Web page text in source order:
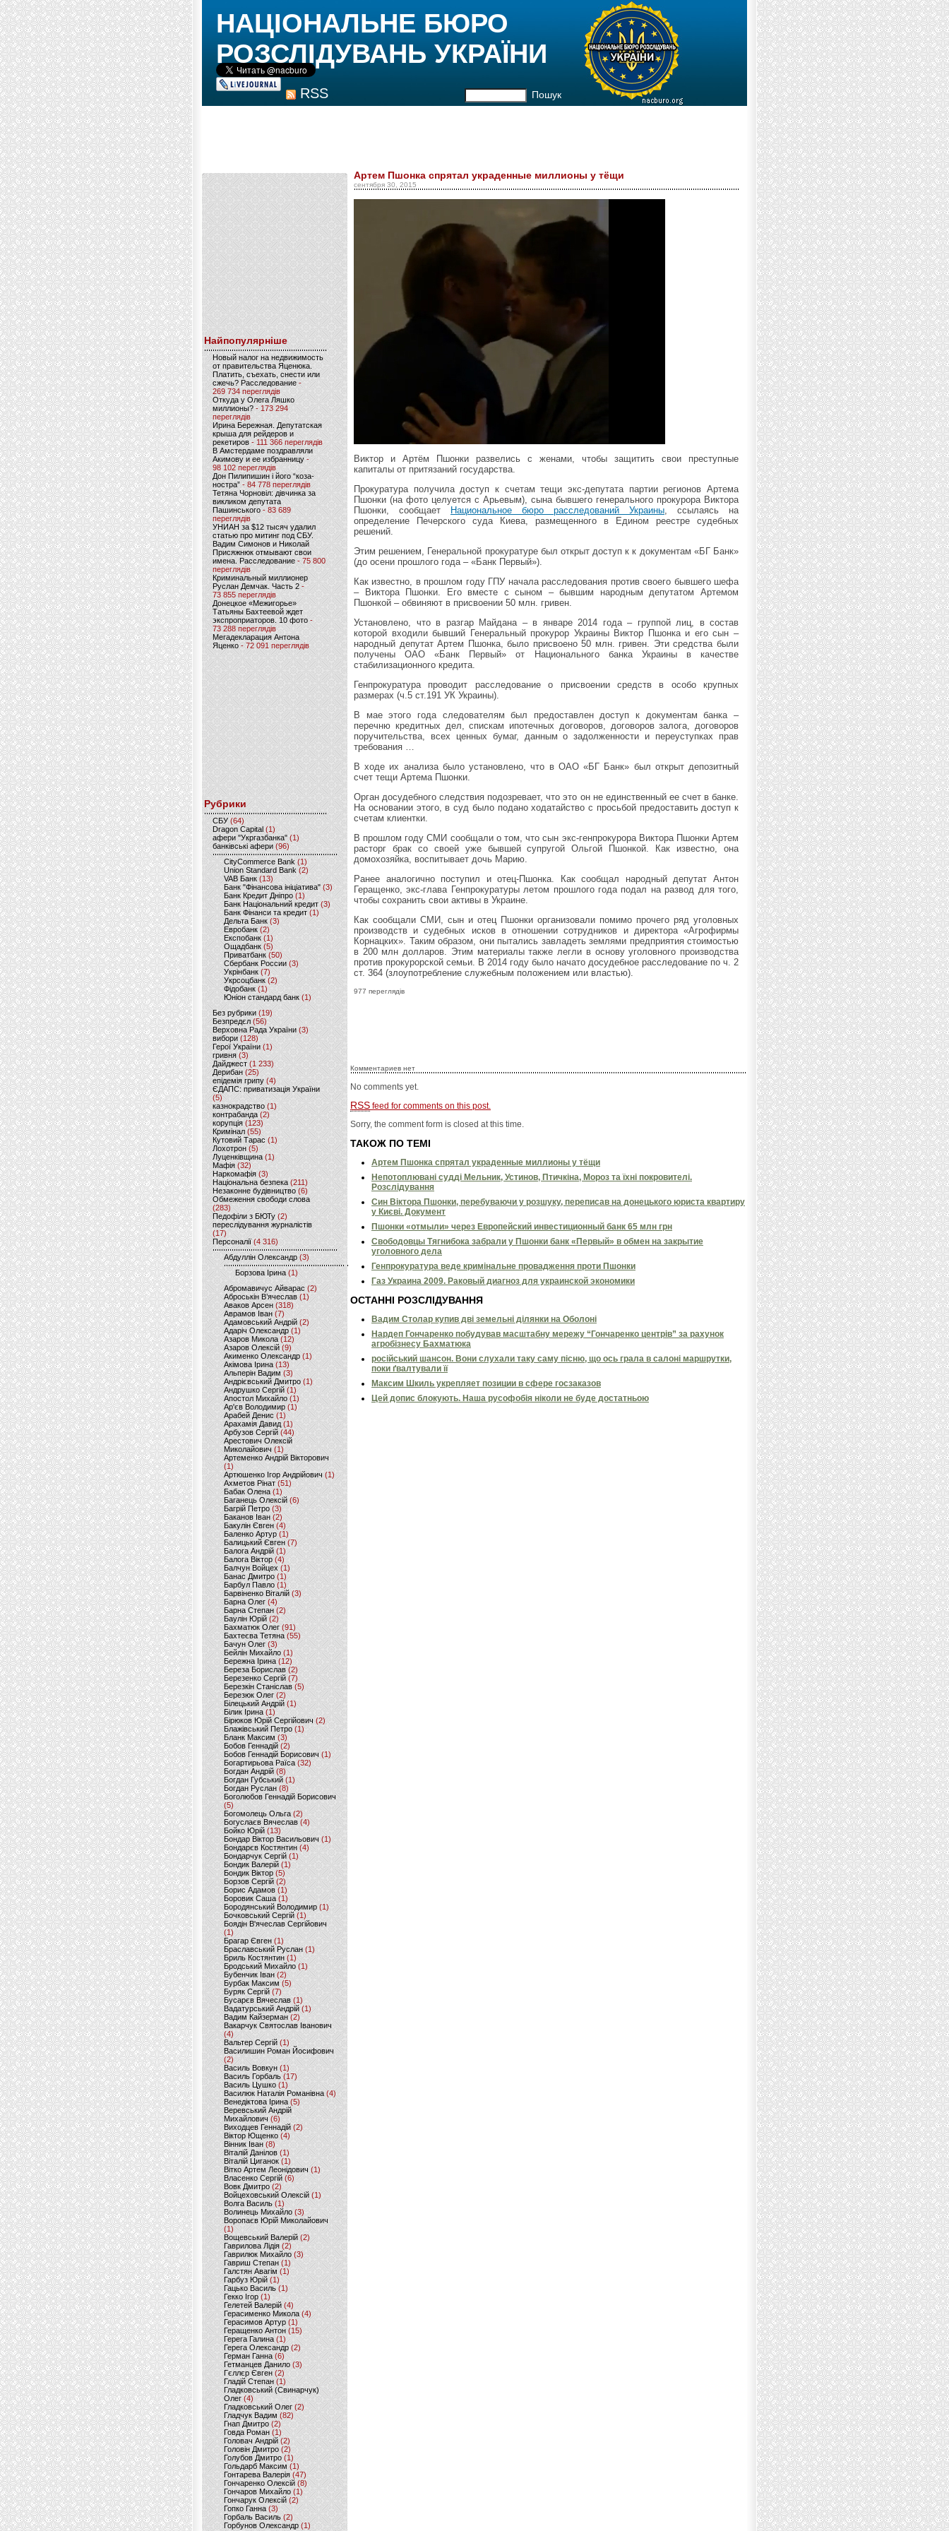
RSS Пошук
НАЦІОНАЛЬНЕ БЮРО
РОЗСЛІДУВАНЬ УКРАЇНИ
Найпопулярніше
Новый налог на недвижимость
от правительства Яценюка.
Платить, съехать, снести или
сжечь? Расследование-
269 734 переглядів
Откуда у Олега Ляшко
миллионы? - 173 294
переглядів
Ирина Бережная. Депутатская
крыша для рейдеров и
рекетиров - 111 366 переглядів
В Амстердаме поздравляли
Акимову и ее избранницу -
98 102 переглядів
Дон Пилипишин і його “коза-
ностра” - 84 778 переглядів
Тетяна Чорновіл: дівчинка за
викликом депутата
Пашинського- 83 689
переглядів
УНИАН за $12 тысяч удалил
статью про митинг под СБУ.
Вадим Симонов и Николай
Присяжнюк отмывают свои
имена. Расследование - 75 800
переглядів
Криминальный миллионер
Руслан Демчак. Часть 2-
73 855 переглядів
Донецкое «Межигорье»
Татьяны Бахтеевой ждет
экспроприаторов. 10 фото -
73 288 переглядів
Мегадекларация Антона
Яценко - 72 091 переглядів
Рубрики
CБУ (64)
Dragon Capital (1)
афери "Укргазбанка" (1)
банківські афери (96)
CityCommerce Bank (1)
Union Standard Bank (2)
VAB Банк (13)
Банк "Фінансова ініціатива" (3)
Банк Кредит Дніпро (1)
Банк Національний кредит (3)
Банк Фінанси та кредит (1)
Дельта Банк (3)
Евробанк(2)
Експобанк (1)
Ощадбанк(5)
Приватбанк (50)
Сбербанк России (3)
Укрінбанк(7)
Укрсоцбанк (2)
Фідобанк (1)
Юніон стандард банк(1)
Без рубрики (19)
Безпредєл(56)
Верховна Рада України (3)
вибори(128)
Герої України(1)
гривня (3)
Дайджест (1 233)
Дерибан (25)
епідемія грипу (4)
ЄДАПС: приватизація України
(5)
казнокрадство (1)
контрабанда (2)
корупція (123)
Кримінал (55)
Кутовий Тарас (1)
Лохотрон(5)
Луценківщина (1)
Мафія (32)
Наркомафія (3)
Національна безпека (211)
Незаконне будівництво(6)
Обмеження свободи слова
(283)
Педофіли з БЮТу (2)
переслідування журналістів
(17)
Персоналії (4 316)
Абдуллін Олександр (3)
Борзова Ірина(1)
Абромавичус Айварас (2)
Аброськін В’ячеслав(1)
Аваков Арсен (318)
Аврамов Іван (7)
Адамовський Андрій(2)
Адаріч Олександр (1)
Азаров Микола (12)
Азаров Олексій (9)
Акименко Олександр(1)
Акімова Ірина(13)
Альперін Вадим (3)
Андрієвський Дмитро(1)
Андрушко Сергій(1)
Апостол Михайло(1)
Ар'єв Володимир (1)
Арабей Денис(1)
Арахамія Давид (1)
Арбузов Сергій (44)
Арестович Олексій
Миколайович(1)
Артеменко Андрій Вікторович
(1)
Артюшенко Ігор Андрійович(1)
Ахметов Рінат(51)
Бабак Олена(1)
Баганець Олексій(6)
Багрій Петро (3)
Баканов Іван(2)
Бакулін Євген (4)
Баленко Артур(1)
Балицький Євген(7)
Балога Андрій (1)
Балога Віктор (4)
Балчун Войцех (1)
Банас Дмитро (1)
Барбул Павло(1)
Барвіненко Віталій(3)
Барна Олег (4)
Барна Степан (2)
Баулін Юрій (2)
Бахматюк Олег (91)
Бахтеєва Тетяна(55)
Бачун Олег (3)
Бейлін Михайло (1)
Бережна Ірина(12)
Береза Борислав(2)
Березенко Сергій (7)
Березкін Станіслав (5)
Березюк Олег(2)
Білецький Андрій (1)
Білик Ірина (1)
Бірюков Юрій Сергійович (2)
Блажівський Петро (1)
Бланк Максим(3)
Бобов Геннадій (2)
Бобов Геннадій Борисович (1)
Богартирьова Раїса (32)
Богдан Андрій(8)
Богдан Губський (1)
Богдан Руслан(8)
Боголюбов Геннадій Борисович
(5)
Богомолець Ольга (2)
Богуслаєв Вячеслав (4)
Бойко Юрій (13)
Бондар Віктор Васильович (1)
Бондарєв Костянтин (4)
Бондарчук Сергій(1)
Бондик Валерій (1)
Бондик Віктор(5)
Борзов Сергiй (2)
Борис Адамов(1)
Боровик Саша (1)
Бородянський Володимир (1)
Бочковський Сергій (1)
Боядін В'ячеслав Сергійович
(1)
Брагар Євген (1)
Браславський Руслан (1)
Бриль Костянтин (1)
Бродський Михайло (1)
Бубенчик Іван(2)
Бурбак Максим (5)
Буряк Сергій (7)
Бусарєв Вячеслав (1)
Вадатурський Андрій (1)
Вадим Кайзерман (2)
Вакарчук Святослав Іванович
(4)
Вальтер Сергій (1)
Василишин Роман Йосифович
(2)
Василь Вовкун (1)
Василь Горбаль (17)
Василь Цушко (1)
Василюк Наталія Романівна (4)
Венедіктова Ірина(5)
Веревський Андрій
Михайлович (6)
Виходцев Геннадій (2)
Віктор Ющенко (4)
Вінник Іван (8)
Віталій Данілов (1)
Віталій Циганок (1)
Вітко Артем Леонідович(1)
Власенко Сергій (6)
Вовк Дмитро(2)
Войцеховський Олексій(1)
Волга Василь (1)
Волинець Михайло (3)
Воропаєв Юрій Миколайович
(1)
Вощевський Валерій(2)
Гаврилова Лідія (2)
Гаврилюк Михайло (3)
Гавриш Степан (1)
Галстян Авагім (1)
Гарбуз Юрій (1)
Гацько Василь (1)
Гекко Ігор(1)
Гелетей Валерій (4)
Герасименко Микола (4)
Герасимов Артур (1)
Геращенко Антон(15)
Герега Галина (1)
Герега Олександр (2)
Герман Ганна (6)
Гетманцев Данило (3)
Гєллєр Євген (2)
Гладій Степан(1)
Гладковський (Свинарчук)
Олег (4)
Гладковський Олег (2)
Гладчук Вадим (82)
Гнап Дмитро (2)
Говда Роман(1)
Головач Андрій (2)
Головін Дмитро (2)
Голубов Дмитро (1)
Гольдарб Максим(1)
Гонтарева Валерія (47)
Гончаренко Олексій(8)
Гончаров Михайло (1)
Гончарук Олексій (2)
Гопко Ганна (3)
Горбаль Василь (2)
Горбунов Олександр (1)
Артем Пшонка спрятал украденные миллионы у тёщи
сентября 30, 2015
Виктор и Артём Пшонки развелись с женами, чтобы защитить свои преступные
капиталы от притязаний государства.
Прокуратура получила доступ к счетам тещи экс-депутата партии регионов Артема
Пшонки (на фото целуется с Арьевым), сына бывшего генерального прокурора Виктора
Пшонки, сообщает
Национальное бюро расследований Украины, ссылаясь на
определение Печерского суда Киева, размещенного в Едином реестре судебных
решений.
Этим решением, Генеральной прокуратуре был открыт доступ к к документам «БГ Банк»
(до осени прошлого года – «Банк Первый»).
Как известно, в прошлом году ГПУ начала расследования против своего бывшего шефа
– Виктора Пшонки. Его вместе с сыном – бывшим народным депутатом Артемом
Пшонкой – обвиняют в присвоении 50 млн. гривен.
Установлено, что в разгар Майдана – в январе 2014 года – группой лиц, в состав
которой входили бывший Генеральный прокурор Украины Виктор Пшонка и его сын –
народный депутат Артем Пшонка, было присвоено 50 млн. гривен. Эти средства были
получены ОАО «Банк Первый» от Национального банка Украины в качестве
стабилизационного кредита.
Генпрокуратура проводит расследование о присвоении средств в особо крупных
размерах (ч.5 ст.191 УК Украины).
В мае этого года следователям был предоставлен доступ к документам банка –
перечню кредитных дел, спискам ипотечных договоров, договоров залога, договоров
поручительства, всех ценных бумаг, данным о задолженности и переуступках прав
требования …
В ходе их анализа было установлено, что в ОАО «БГ Банк» был открыт депозитный
счет тещи Артема Пшонки.
Орган досудебного следствия подозревает, что это он не единственный ее счет в банке.
На основании этого, в суд было подано ходатайство с просьбой предоставить доступ к
счетам клиентки.
В прошлом году СМИ сообщали о том, что сын экс-генпрокурора Виктора Пшонки Артем
расторг брак со своей уже бывшей супругой Ольгой Пшонкой. Как известно, она
домохозяйка, воспитывает дочь Марию.
Ранее аналогично поступил и отец-Пшонка. Как сообщал народный депутат Антон
Геращенко, экс-глава Генпрокуратуры летом прошлого года подал на развод для того,
чтобы сохранить свои активы в Украине.
Как сообщали СМИ, сын и отец Пшонки организовали помимо прочего ряд уголовных
производств и судебных исков в отношении сотрудников и директора «Агрофирмы
Корнацких». Таким образом, они пытались завладеть землями предприятия стоимостью
в 200 млн долларов. Этим материалы также легли в основу уголовного производства
против прокурорской семьи. В 2014 году было начато досудебное расследование по ч. 2
ст. 364 (злоупотребление служебным положением или властью).
977 переглядів
Комментариев нет
No comments yet.
RSS feed for comments on this post.
Sorry, the comment form is closed at this time.
ТАКОЖ ПО ТЕМІ
Артем Пшонка спрятал украденные миллионы у тёщи
Непотоплювані судді Мельник, Устинов, Птичкіна, Мороз та їхні покровителі.
Розслідування
Син Віктора Пшонки, перебуваючи у розшуку, переписав на донецького юриста квартиру
у Києві. Документ
Пшонки «отмыли» через Европейский инвестиционный банк 65 млн грн
Свободовцы Тягнибока забрали у Пшонки банк «Первый» в обмен на закрытие
уголовного дела
Генпрокуратура веде кримінальне провадження проти Пшонки
Газ Украина 2009. Раковый диагноз для украинской экономики
ОСТАННІ РОЗСЛІДУВАННЯ
Вадим Столар купив дві земельні ділянки на Оболоні
Нардеп Гончаренко побудував масштабну мережу “Гончаренко центрів” за рахунок
агробізнесу Бахматюка
російський шансон. Вони слухали таку саму пісню, що ось грала в салоні маршрутки,
поки ґвалтували її
Максим Шкиль укрепляет позиции в сфере госзаказов
Цей допис блокують. Наша русофобія ніколи не буде достатньою